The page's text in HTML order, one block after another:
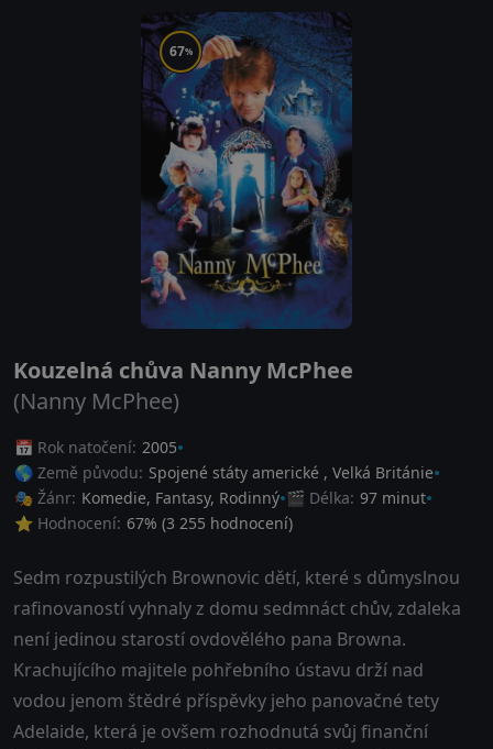
67%
Kouzelná chůva Nanny McPhee
(Nanny McPhee)
📅 Rok natočení: 2005
🌎 Země původu: Spojené státy americké , Velká Británie
🎭 Žánr: Komedie, Fantasy, Rodinný 🎬 Délka: 97 minut
⭐ Hodnocení: 67% (3 255 hodnocení)
Sedm rozpustilých Brownovic dětí, které s důmyslnou
rafinovaností vyhnaly z domu sedmnáct chův, zdaleka
není jedinou starostí ovdovělého pana Browna.
Krachujícího majitele pohřebního ústavu drží nad
vodou jenom štědré příspěvky jeho panovačné tety
Adelaide, která je ovšem rozhodnutá svůj finanční